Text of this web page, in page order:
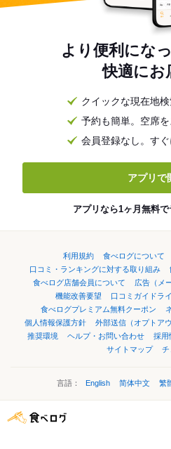
より便利にな
快適にお
クイックな現在地
予約も簡単。空席
会員登録なし。す
アプリで
アプリなら1ヶ月無料で
利用規約 食べログについて
口コミ・ランキングに対する取り組み
食べログ店舗会員について
広告（メ
機能改善要望
口コミガイドラ
食べログプレミアム無料クーポン
個人情報保護方針
外部送信（オプトアウ
推奨環境
ヘルプ・お問い合わせ 採用
サイトマップ
チ
言語： English 简体中文 繁